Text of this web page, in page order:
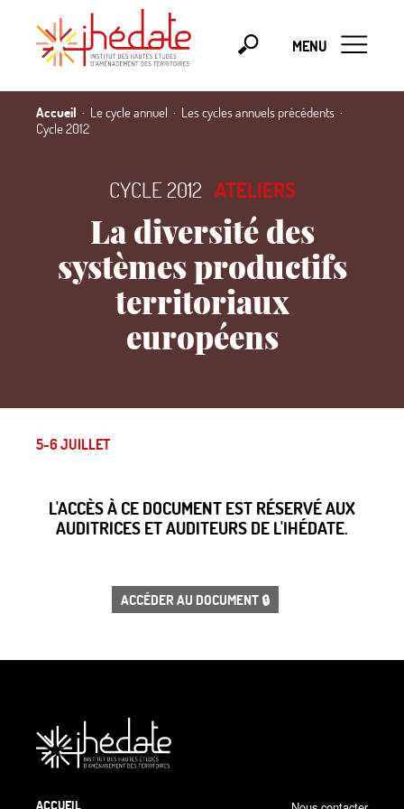
MENU
Accueil Le cycle annuel
Les cycles annuels précédents
Cycle 2012
CYCLE 2012 · ATELIERS
La diversité des
systèmes productifs
territoriaux
européens
5-6 JUILLET
L'ACCÈS À CE DOCUMENT EST RÉSERVÉ AUX
AUDITRICES ET AUDITEURS DE L'IHÉDATE.
ACCÉDER AU DOCUMENT 🔒
ACCUEIL